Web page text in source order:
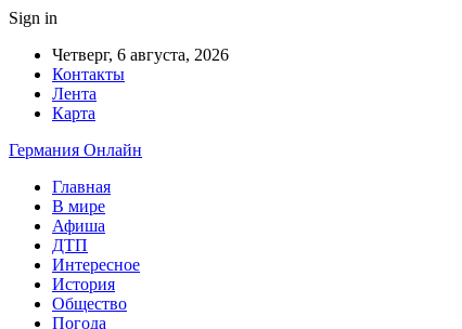
Sign in
Четверг, 6 августа, 2026
Контакты
Лента
Карта
Германия Онлайн
Главная
В мире
Афиша
ДТП
Интересное
История
Общество
Погода